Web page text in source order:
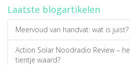
Laatste blogartikelen
Meervoud van handvat: wat is juist?
Action Solar Noodradio Review –
tientje waard?